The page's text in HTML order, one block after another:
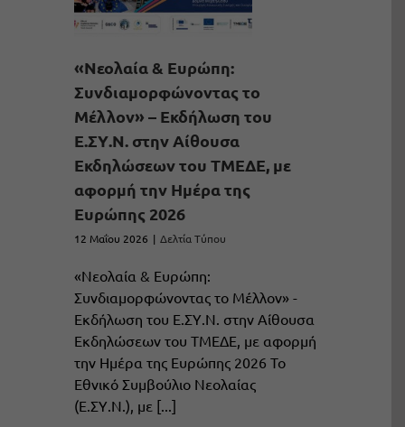
«Νεολαία & Ευρώπη:
Συνδιαμορφώνοντας το
Μέλλον» – Εκδήλωση του
Ε.ΣΥ.Ν. στην Αίθουσα
Εκδηλώσεων του ΤΜΕΔΕ, με
αφορμή την Ημέρα της
Ευρώπης 2026
12 Μαΐου 2026 | Δελτία Τύπου
«Νεολαία & Ευρώπη:
Συνδιαμορφώνοντας το Μέλλον» -
Εκδήλωση του Ε.ΣΥ.Ν. στην Αίθουσα
Εκδηλώσεων του ΤΜΕΔΕ, με αφορμή
την Ημέρα της Ευρώπης 2026 Το
Εθνικό Συμβούλιο Νεολαίας
(Ε.ΣΥ.Ν.), με [...]